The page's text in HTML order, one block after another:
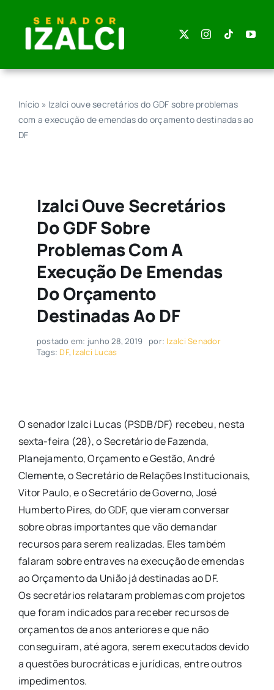
content
Início » Izalci ouve secretários do GDF sobre problemas
com a execução de emendas do orçamento destinadas ao
DF
Izalci Ouve Secretários
Do GDF Sobre
Problemas Com A
Execução De Emendas
Do Orçamento
Destinadas Ao DF
postado em: junho 28, 2019 por: Izalci Senador
Tags: DF, Izalci Lucas
O senador Izalci Lucas (PSDB/DF) recebeu, nesta
sexta-feira (28), o Secretário de Fazenda,
Planejamento, Orçamento e Gestão, André
Clemente, o Secretário de Relações Institucionais,
Vitor Paulo, e o Secretário de Governo, José
Humberto Pires, do GDF, que vieram conversar
sobre obras importantes que vão demandar
recursos para serem realizadas. Eles também
falaram sobre entraves na execução de emendas
ao Orçamento da União já destinadas ao DF.
Os secretários relataram problemas com projetos
que foram indicados para receber recursos de
orçamentos de anos anteriores e que não
conseguiram, até agora, serem executados devido
a questões burocráticas e jurídicas, entre outros
impedimentos.